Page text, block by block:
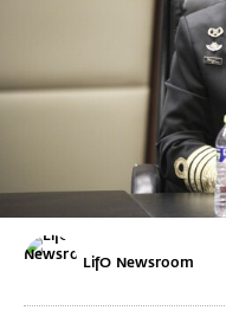
LifO Newsroom